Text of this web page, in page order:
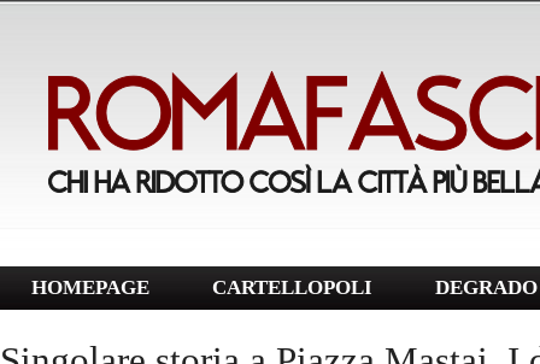
HOMEPAGE CARTELLOPOLI